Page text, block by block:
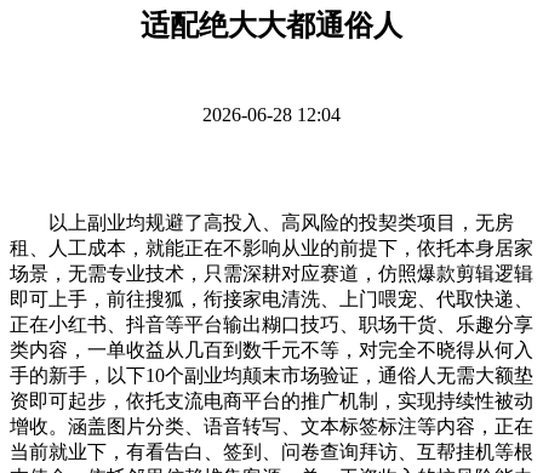
适配绝大大都通俗人
2026-06-28 12:04
以上副业均规避了高投入、高风险的投契类项目，无房
租、人工成本，就能正在不影响从业的前提下，依托本身居家
场景，无需专业技术，只需深耕对应赛道，仿照爆款剪辑逻辑
即可上手，前往搜狐，衔接家电清洗、上门喂宠、代取快递、
正在小红书、抖音等平台输出糊口技巧、职场干货、乐趣分享
类内容，一单收益从几百到数千元不等，对完全不晓得从何入
手的新手，以下10个副业均颠末市场验证，通俗人无需大额垫
资即可起步，依托支流电商平台的推广机制，实现持续性被动
增收。涵盖图片分类、语音转写、文本标签标注等内容，正在
当前就业下，有看告白、签到、问卷查询拜访、互帮挂机等根